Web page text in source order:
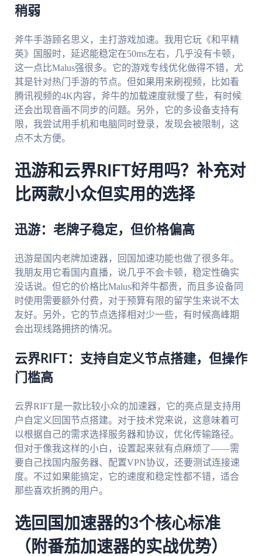
稍弱
斧牛手游顾名思义，主打游戏加速。我用它玩《和平精
英》国服时，延迟能稳定在50ms左右，几乎没有卡顿，
这一点比Malus强很多。它的游戏专线优化做得不错，尤
其是针对热门手游的节点。但如果用来刷视频，比如看
腾讯视频的4K内容，斧牛的加载速度就慢了些，有时候
还会出现音画不同步的问题。另外，它的多设备支持有
限，我尝试用手机和电脑同时登录，发现会被限制，这
点不太方便。
迅游和云界RIFT好用吗？补充对
比两款小众但实用的选择
迅游：老牌子稳定，但价格偏高
迅游是国内老牌加速器，回国加速功能也做了很多年。
我朋友用它看国内直播，说几乎不会卡顿，稳定性确实
没话说。但它的价格比Malus和斧牛都贵，而且多设备同
时使用需要额外付费，对于预算有限的留学生来说不太
友好。另外，它的节点选择相对少一些，有时候高峰期
会出现线路拥挤的情况。
云界RIFT：支持自定义节点搭建，但操作
门槛高
云界RIFT是一款比较小众的加速器，它的亮点是支持用
户自定义回国节点搭建。对于技术党来说，这意味着可
以根据自己的需求选择服务器和协议，优化传输路径。
但对于像我这样的小白，设置起来就有点麻烦了——需
要自己找国内服务器、配置VPN协议，还要测试连接速
度。不过如果能搞定，它的速度和稳定性都不错，适合
那些喜欢折腾的用户。
选回国加速器的3个核心标准
（附番茄加速器的实战优势）